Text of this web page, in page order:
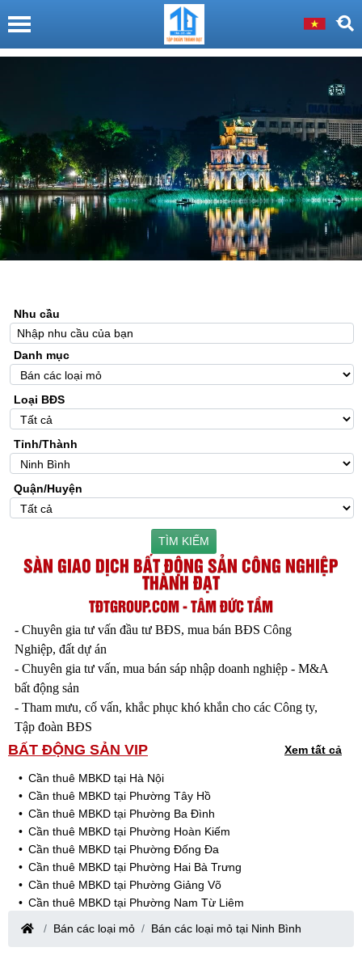
Nhu cầu
Danh mục
Loại BĐS
Tỉnh/Thành
Quận/Huyện
TÌM KIẾM
SÀN GIAO DỊCH BẤT ĐỘNG SẢN CÔNG NGHIỆP
THÀNH ĐẠT
TĐTGROUP.COM - TÂM ĐỨC TẦM
- Chuyên gia tư vấn đầu tư BĐS, mua bán BĐS Công
Nghiệp, đất dự án
- Chuyên gia tư vấn, mua bán sáp nhập doanh nghiệp - M&A
bất động sản
- Tham mưu, cố vấn, khắc phục khó khắn cho các Công ty,
Tập đoàn BĐS
BẤT ĐỘNG SẢN VIP Xem tất cả
Cần thuê MBKD tại Hà Nội
Cần thuê MBKD tại Phường Tây Hồ
Cần thuê MBKD tại Phường Ba Đình
Cần thuê MBKD tại Phường Hoàn Kiếm
Cần thuê MBKD tại Phường Đống Đa
Cần thuê MBKD tại Phường Hai Bà Trưng
Cần thuê MBKD tại Phường Giảng Võ
Cần thuê MBKD tại Phường Nam Từ Liêm
Cần thuê MBKD tại Phường Cầu Giấy
Cần thuê MBKD tại Phường Thanh Xuân
Bán các loại mỏ Bán các loại mỏ tại Ninh Bình